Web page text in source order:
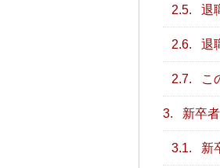
2.5. 退
2.6. 退
2.7. こ
3. 新卒
3.1. 新